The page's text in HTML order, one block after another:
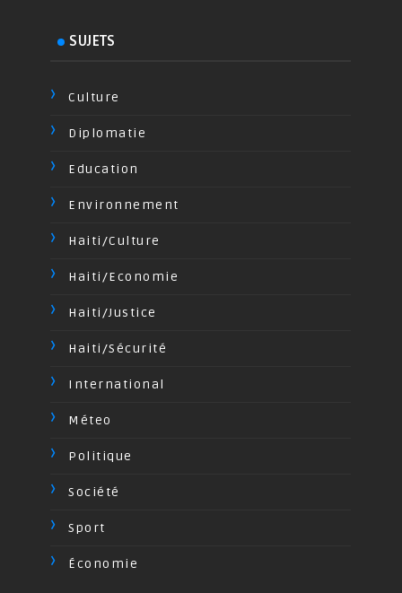
SUJETS
Culture
Diplomatie
Education
Environnement
Haiti/Culture
Haiti/Economie
Haiti/Justice
Haiti/Sécurité
International
Méteo
Politique
Société
Sport
Économie